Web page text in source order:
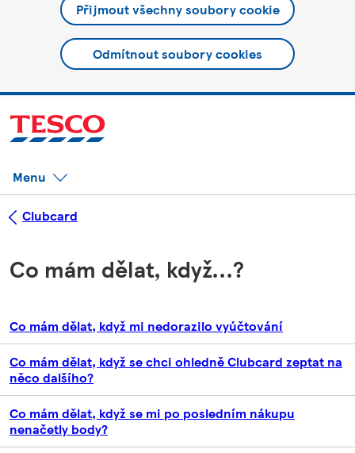
Přijmout všechny soubory cookie
Odmítnout soubory cookies
Menu
Clubcard
Co mám dělat, když...?
Co mám dělat, když mi nedorazilo vyúčtování
Co mám dělat, když se chci ohledně Clubcard zeptat na
něco dalšího?
Co mám dělat, když se mi po posledním nákupu
nenačetly body?